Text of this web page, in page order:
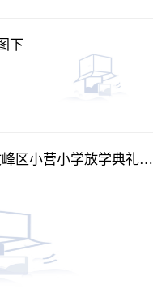
下
区小营小学放学典礼暨